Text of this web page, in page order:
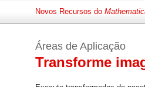
Novos Recursos do
Áreas de Aplicação
Transforme